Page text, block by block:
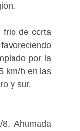
frio de corta
por la
km/h en las
y sur.
Ahumada